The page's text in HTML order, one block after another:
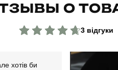
О
3 відгуки
хотів би